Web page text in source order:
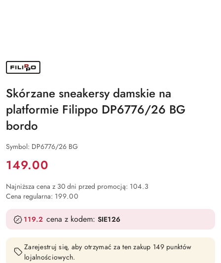
NAZWA
PRODUCENTA:
Skórzane sneakersy damskie na
platformie Filippo DP6776/26 BG
bordo
Symbol: DP6776/26 BG
Cena:
149.00
Najniższa cena z 30 dni przed promocją: 104.3
Cena regularna: 199.00
119.2 cena z kodem: SIE126
Zarejestruj się, aby otrzymać za ten zakup 149 punktów
lojalnościowych.